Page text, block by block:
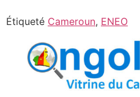
Étiqueté Cameroun, ENEO